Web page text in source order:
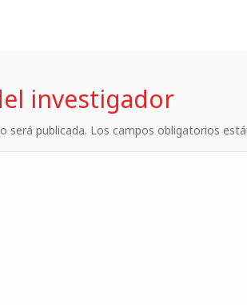
investigador
será publicada. Los campos obligatorios